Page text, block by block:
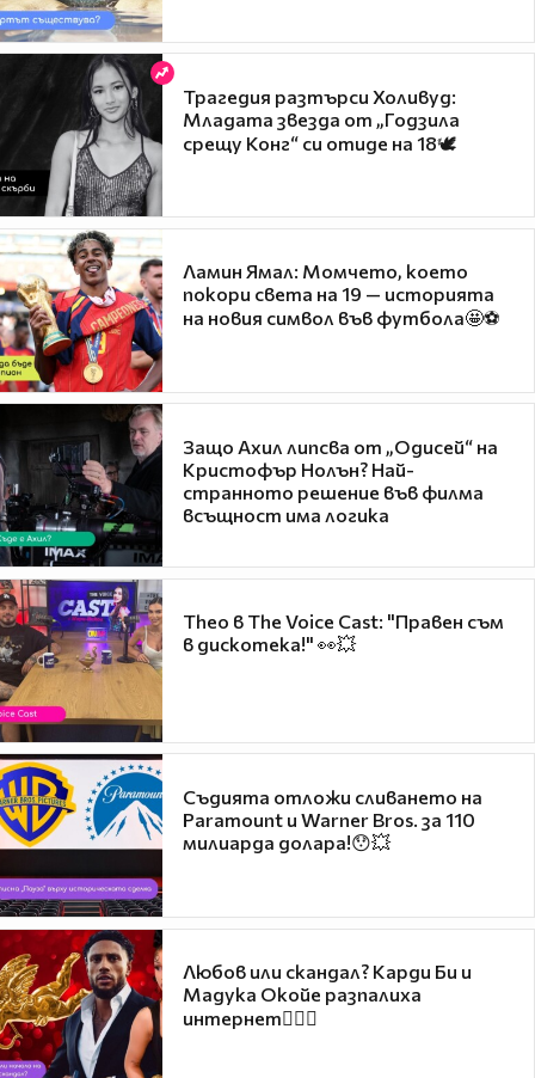
Трагедия разтърси Холивуд:
Младата звезда от „Годзила
срещу Конг“ си отиде на 18🕊️
Ламин Ямал: Момчето, което
покори света на 19 — историята
на новия символ във футбола🤩⚽
Защо Ахил липсва от „Одисей“ на
Кристофър Нолън? Най-
странното решение във филма
всъщност има логика
Theo в The Voice Cast: "Правен съм
в дискотека!" 👀💥
Съдията отложи сливането на
Paramount и Warner Bros. за 110
милиарда долара!😯💥
Любов или скандал? Карди Би и
Мадука Окойе разпалиха
интернет❤️‍🔥🔥